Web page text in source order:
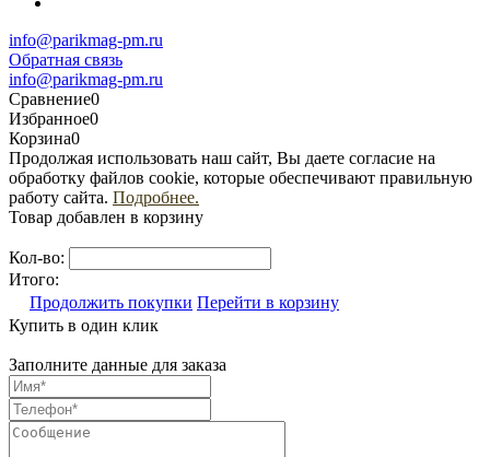
info@parikmag-pm.ru
Обратная связь
info@parikmag-pm.ru
Сравнение0
Избранное0
Корзина0
Продолжая использовать наш сайт, Вы даете согласие на
обработку файлов cookie, которые обеспечивают правильную
работу сайта. Подробнее.
Товар добавлен в корзину
Кол-во:
Итого:
Продолжить покупки Перейти в корзину
Купить в один клик
Заполните данные для заказа